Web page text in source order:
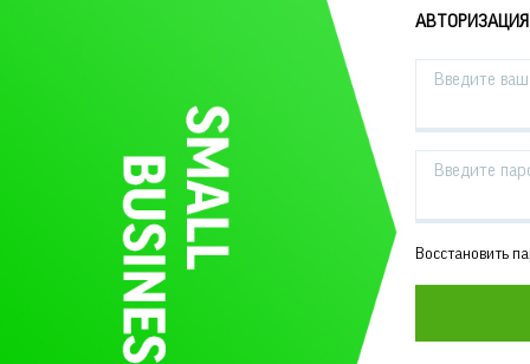
АВТОРИЗАЦИЯ
Введите
Введите
Восстановить